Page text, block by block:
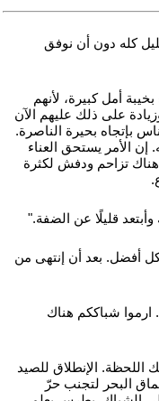
كله دون أن نوفق
أمل كبيرة، لأنهم
على ذلك عليهم الآن
بإتجاه بحيرة الناصرة.
الأمر يستحق العناء
هناك تزاحم ودفش لكثرة
قليلًا عن الضفة."
أفضل. بعد أن إنتهى من
شباككم هناك
الإنطلاق للصيد
البحر لتجنب حرّ